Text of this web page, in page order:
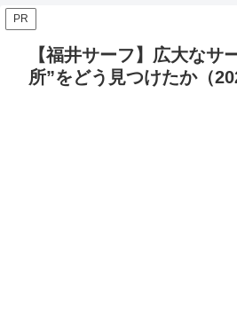
PR
【福井サーフ】広大なサ
所”をどう見つけたか（